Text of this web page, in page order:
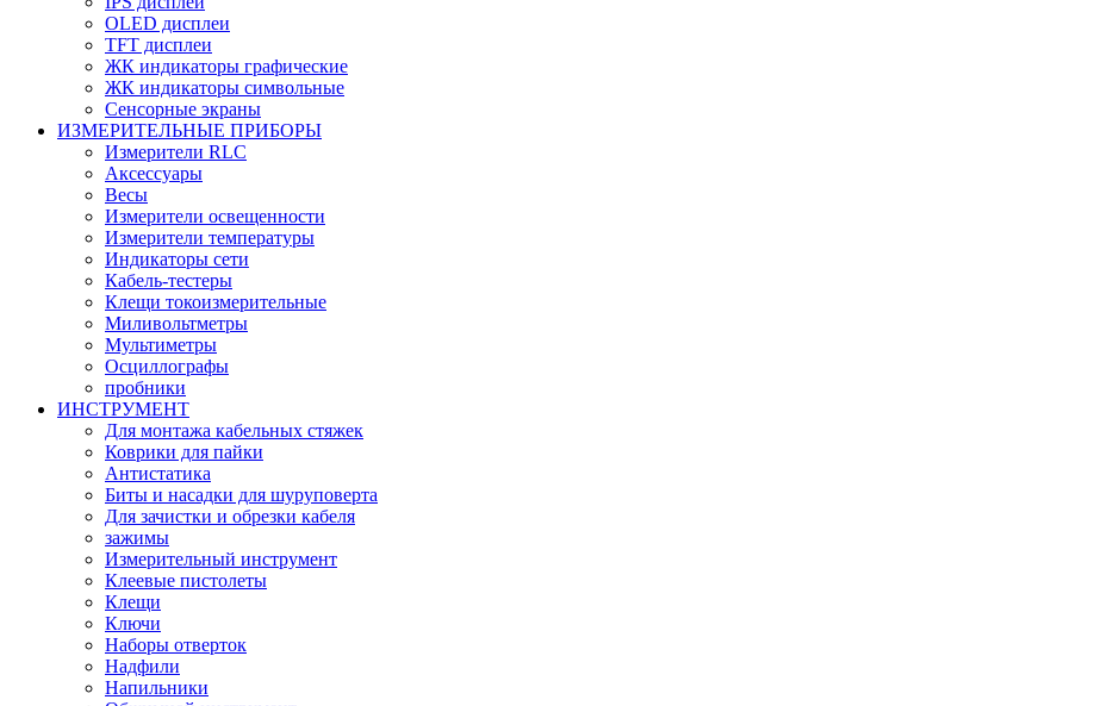
OLED дисплеи
TFT дисплеи
ЖК индикаторы графические
ЖК индикаторы символьные
Сенсорные экраны
ИЗМЕРИТЕЛЬНЫЕ ПРИБОРЫ
Измерители RLC
Аксессуары
Весы
Измерители освещенности
Измерители температуры
Индикаторы сети
Кабель-тестеры
Клещи токоизмерительные
Миливольтметры
Мультиметры
Осциллографы
пробники
ИНСТРУМЕНТ
Для монтажа кабельных стяжек
Коврики для пайки
Антистатика
Биты и насадки для шуруповерта
Для зачистки и обрезки кабеля
зажимы
Измерительный инструмент
Клеевые пистолеты
Клещи
Ключи
Наборы отверток
Надфили
Напильники